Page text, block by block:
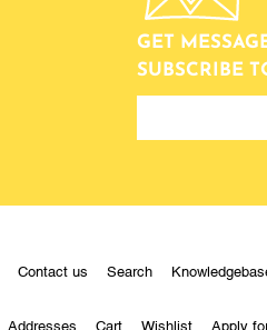
GET
SUBSCRIBE
newsletter
Contact us Search
Addresses Cart Wishlist Apply